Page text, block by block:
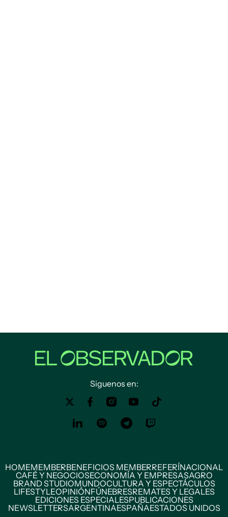
Siguenos en:
HOMEMEMBERBENEFICIOS MEMBERREFERÍNACIONAL
CAFÉ Y NEGOCIOSECONOMÍA Y EMPRESASAGRO
BRAND STUDIOMUNDOCULTURA Y ESPECTÁCULOS
LIFESTYLEOPINIÓNFÚNEBRESREMATES Y LEGALES
EDICIONES ESPECIALESPUBLICACIONES
NEWSLETTERSARGENTINAESPAÑAESTADOS UNIDOS